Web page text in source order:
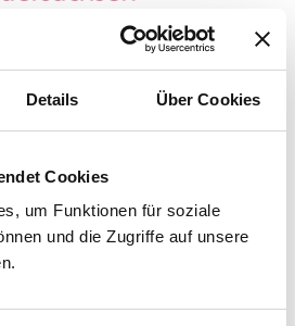
Details Über Cookies
Cookies
um Funktionen für soziale
und die Zugriffe auf unsere
gibt es in
gebündelte
und führt zu einer
aus einer Hand. Die
weiteren Sinne bleibt